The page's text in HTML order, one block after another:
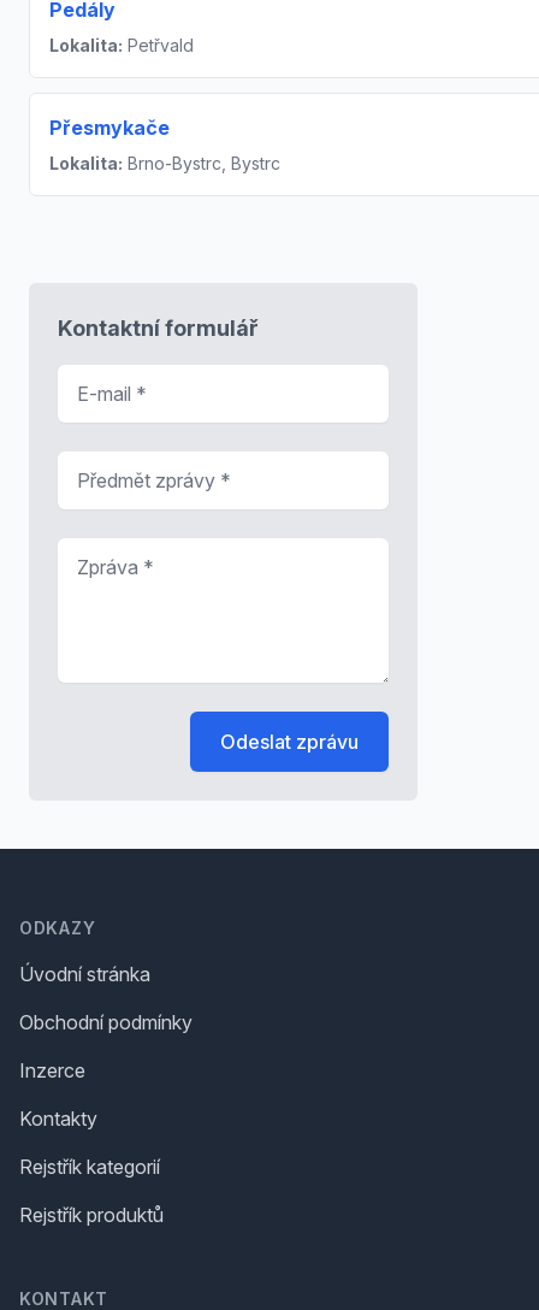
Pedály
Lokalita: Petřvald
Přesmykače
Lokalita: Brno-Bystrc, Bystrc
Kontaktní formulář
Odeslat zprávu
ODKAZY
Úvodní stránka
Obchodní podmínky
Inzerce
Kontakty
Rejstřík kategorií
Rejstřík produktů
KONTAKT